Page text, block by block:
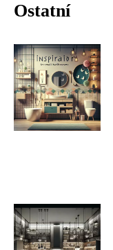
Ostatní